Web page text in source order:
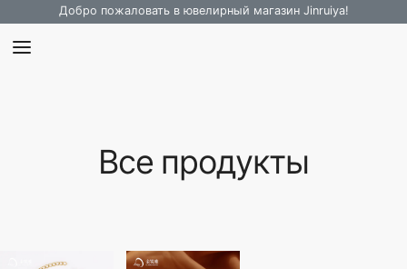
Добро пожаловать в ювелирный магазин Jinruiya!
Все продукты